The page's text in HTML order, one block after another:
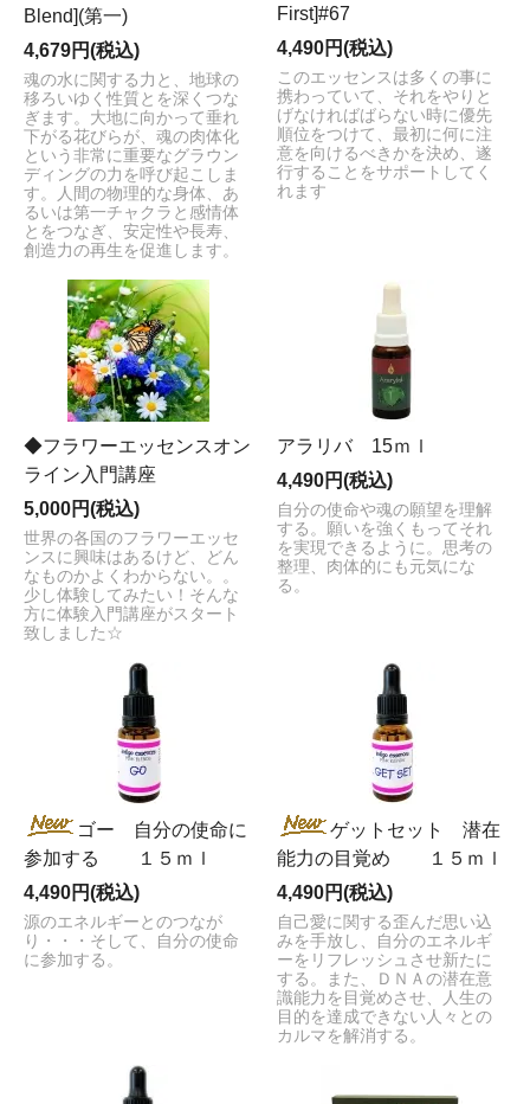
Blend](第一)
4,679円(税込)
魂の水に関する力と、地球の
移ろいゆく性質とを深くつな
ぎます。大地に向かって垂れ
下がる花びらが、魂の肉体化
という非常に重要なグラウン
ディングの力を呼び起こしま
す。人間の物理的な身体、あ
るいは第一チャクラと感情体
とをつなぎ、安定性や長寿、
創造力の再生を促進します。
First]#67
4,490円(税込)
このエッセンスは多くの事に
携わっていて、それをやりと
げなければばらない時に優先
順位をつけて、最初に何に注
意を向けるべきかを決め、遂
行することをサポートしてく
れます
◆フラワーエッセンスオン
ライン入門講座
5,000円(税込)
世界の各国のフラワーエッセ
ンスに興味はあるけど、どん
なものかよくわからない。。
少し体験してみたい！そんな
方に体験入門講座がスタート
致しました☆
アラリバ 15ｍｌ
4,490円(税込)
自分の使命や魂の願望を理解
する。願いを強くもってそれ
を実現できるように。思考の
整理、肉体的にも元気にな
る。
ゴー 自分の使命に
参加する １５ｍｌ
4,490円(税込)
源のエネルギーとのつなが
り・・・そして、自分の使命
に参加する。
ゲットセット 潜在
能力の目覚め １５ｍｌ
4,490円(税込)
自己愛に関する歪んだ思い込
みを手放し、自分のエネルギ
ーをリフレッシュさせ新たに
する。また、ＤＮＡの潜在意
識能力を目覚めさせ、人生の
目的を達成できない人々との
カルマを解消する。